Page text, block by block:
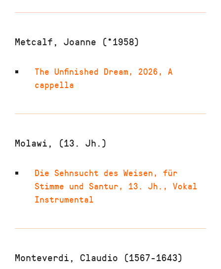
Metcalf, Joanne (*1958)
The Unfinished Dream, 2026, A
cappella
Molawi, (13. Jh.)
Die Sehnsucht des Weisen, für
Stimme und Santur, 13. Jh. , Vokal
Instrumental
Monteverdi, Claudio (1567-1643)